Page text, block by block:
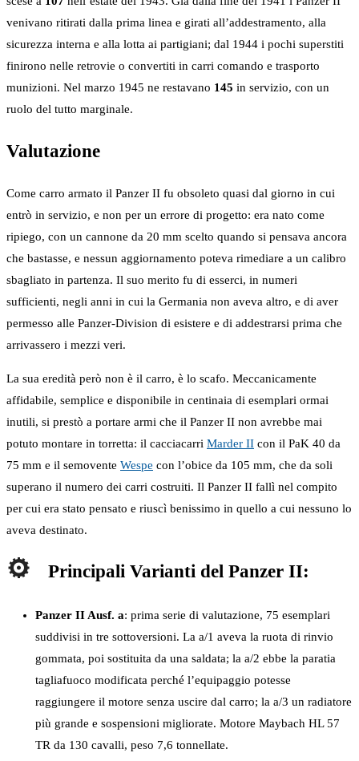
venivano ritirati dalla prima linea e girati all’addestramento, alla
sicurezza interna e alla lotta ai partigiani; dal 1944 i pochi superstiti
finirono nelle retrovie o convertiti in carri comando e trasporto
munizioni. Nel marzo 1945 ne restavano 145 in servizio, con un
ruolo del tutto marginale.
Valutazione
Come carro armato il Panzer II fu obsoleto quasi dal giorno in cui
entrò in servizio, e non per un errore di progetto: era nato come
ripiego, con un cannone da 20 mm scelto quando si pensava ancora
che bastasse, e nessun aggiornamento poteva rimediare a un calibro
sbagliato in partenza. Il suo merito fu di esserci, in numeri
sufficienti, negli anni in cui la Germania non aveva altro, e di aver
permesso alle Panzer-Division di esistere e di addestrarsi prima che
arrivassero i mezzi veri.
La sua eredità però non è il carro, è lo scafo. Meccanicamente
affidabile, semplice e disponibile in centinaia di esemplari ormai
inutili, si prestò a portare armi che il Panzer II non avrebbe mai
potuto montare in torretta: il cacciacarri Marder II con il PaK 40 da
75 mm e il semovente Wespe con l’obice da 105 mm, che da soli
superano il numero dei carri costruiti. Il Panzer II fallì nel compito
per cui era stato pensato e riuscì benissimo in quello a cui nessuno lo
aveva destinato.
Principali Varianti del Panzer II:
Panzer II Ausf. a: prima serie di valutazione, 75 esemplari
suddivisi in tre sottoversioni. La a/1 aveva la ruota di rinvio
gommata, poi sostituita da una saldata; la a/2 ebbe la paratia
tagliafuoco modificata perché l’equipaggio potesse
raggiungere il motore senza uscire dal carro; la a/3 un radiatore
più grande e sospensioni migliorate. Motore Maybach HL 57
TR da 130 cavalli, peso 7,6 tonnellate.